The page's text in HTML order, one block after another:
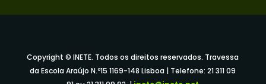
Copyright © INETE. Todos os direitos reservados. Travessa
da Escola Araújo N.º15 1169-148 Lisboa | Telefone: 21 311 09